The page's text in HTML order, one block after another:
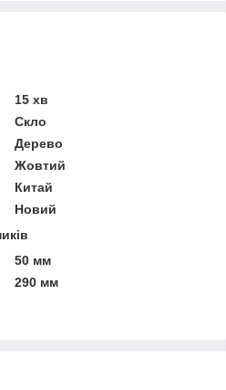
15 хв
Скло
Дерево
Жовтий
Китай
Новий
50 мм
290 мм